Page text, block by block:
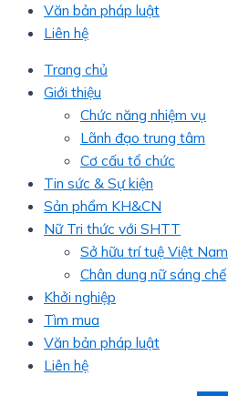
Văn bản pháp luật
Liên hệ
Trang chủ
Giới thiệu
Chức năng nhiệm vụ
Lãnh đạo trung tâm
Cơ cấu tổ chức
Tin sức & Sự kiện
Sản phẩm KH&CN
Nữ Tri thức với SHTT
Sở hữu trí tuệ Việt Nam
Chân dung nữ sáng chế
Khởi nghiệp
Tìm mua
Văn bản pháp luật
Liên hệ